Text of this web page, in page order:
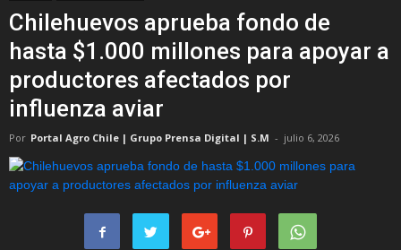
Chilehuevos aprueba fondo de
hasta $1.000 millones para apoyar a
productores afectados por
influenza aviar
Por Portal Agro Chile | Grupo Prensa Digital | S.M - julio 6, 2026